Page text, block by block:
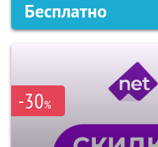
Бесплатно
-30%